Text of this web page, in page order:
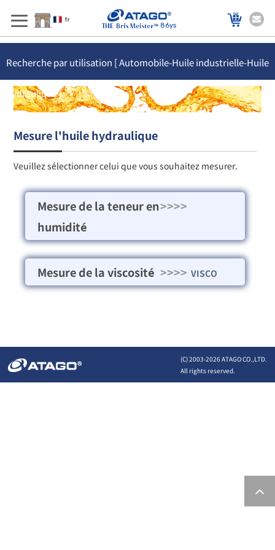
86ys
Recherche par utilisation [ Automobile-Huile industrielle-Huile
hydraulique ]
Mesure l'huile hydraulique
Veuillez sélectionner celui que vous souhaitez mesurer.
Mesure de la teneur en
humidité
>>>>
Mesure de la viscosité >>>> VISCO
(C) 2003-2026 ATAGO CO.,LTD.
All rights reserved.